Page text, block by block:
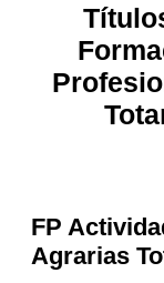
FP
Agrarias